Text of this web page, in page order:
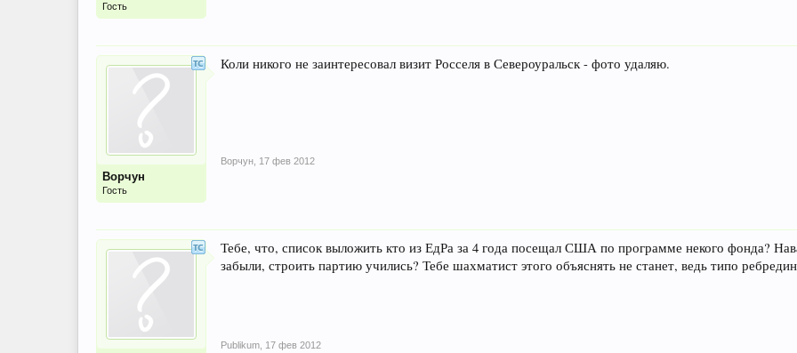
Гость
Ворчун
Гость
Коли никого не заинтересовал визит Росселя в Североуральск - фото удаляю.
Ворчун 17 фев 2012
Тебе, что, список выложить кто из ЕдРа за 4 года посещал США по программе некого фонда?
забыли, строить партию учились? Тебе шахматист этого объяснять не станет, ведь типо
Publikum 17 фев 2012